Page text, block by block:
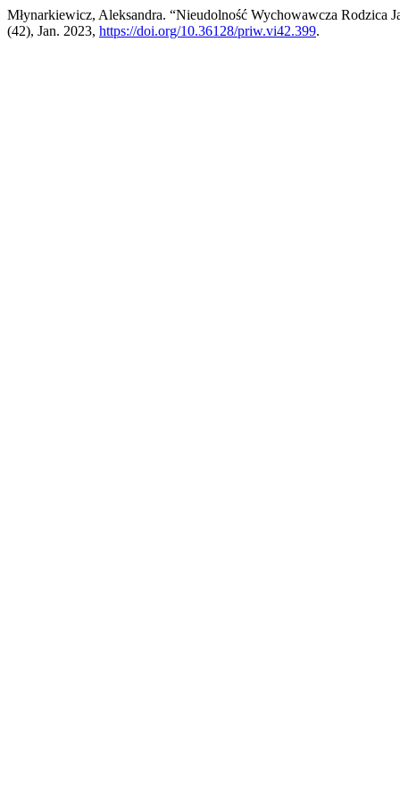
Młynarkiewicz, Aleksandra. “Nieudolność Wychowawcza Rodzica
(42), Jan. 2023, https://doi.org/10.36128/priw.vi42.399.